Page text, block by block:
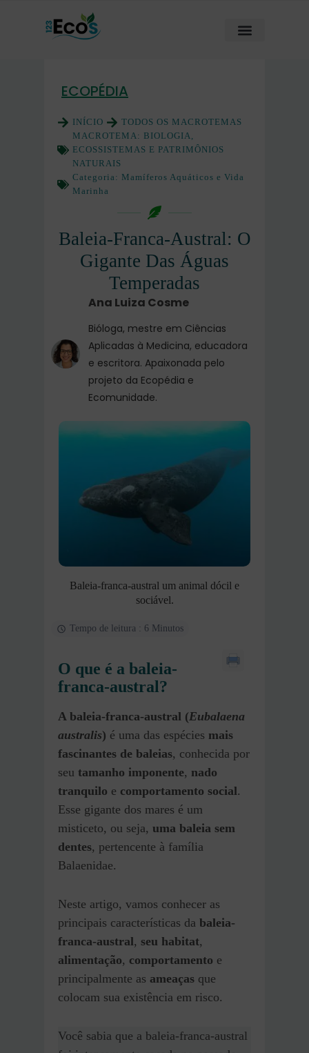
ECOPÉDIA
INÍCIO
TODOS OS MACROTEMAS
MACROTEMA: BIOLOGIA,
ECOSSISTEMAS E PATRIMÔNIOS
NATURAIS
Categoria: Mamíferos Aquáticos e Vida
Marinha
Baleia-Franca-Austral: O
Gigante Das Águas
Temperadas
Ana Luiza Cosme
Bióloga, mestre em Ciências
Aplicadas à Medicina, educadora
e escritora. Apaixonada pelo
projeto da Ecopédia e
Ecomunidade.
Baleia-franca-austral um animal dócil e
sociável.
Tempo de leitura : 6 Minutos
O que é a baleia-
franca-austral?
A baleia-franca-austral (Eubalaena
australis) é uma das espécies mais
fascinantes de baleias, conhecida por
seu tamanho imponente, nado
tranquilo e comportamento social.
Esse gigante dos mares é um
misticeto, ou seja, uma baleia sem
dentes, pertencente à família
Balaenidae.
Neste artigo, vamos conhecer as
principais características da baleia-
franca-austral, seu habitat,
alimentação, comportamento e
principalmente as ameaças que
colocam sua existência em risco.
Você sabia que a baleia-franca-austral